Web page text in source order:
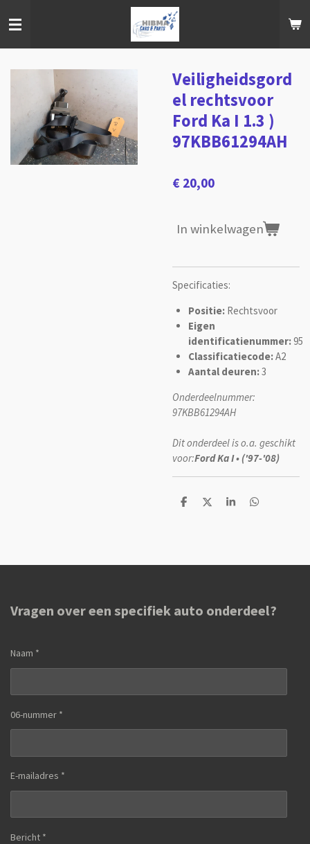
direct
hoofdinhoud
Veiligheidsgord
el rechtsvoor
Ford Ka I 1.3 )
97KBB61294AH
€ 20,00
In winkelwagen
Specificaties:
Positie: Rechtsvoor
Eigen
identificatienummer:95
Classificatiecode:A2
Aantal deuren:3
Onderdeelnummer:
97KBB61294AH
Dit onderdeel is o.a. geschikt
voor:Ford Ka I • ('97-'08)
D
D
S
D
Vragen over een specifiek auto onderdeel?
Naam *
06-nummer *
E-mailadres *
Bericht *